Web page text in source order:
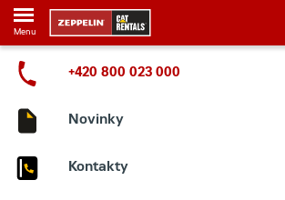
Menu
+420 800 023 000
Novinky
Kontakty